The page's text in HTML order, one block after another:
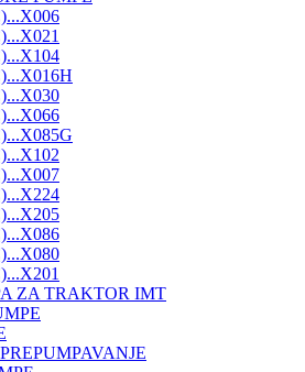
ZA TRAKTOR IMT